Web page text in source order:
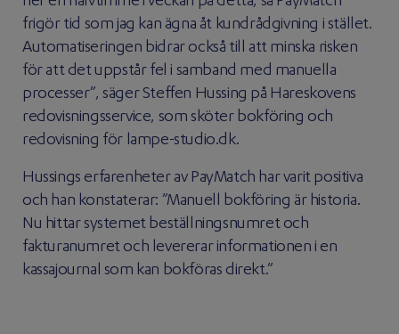
frigör tid som jag kan ägna åt kundrådgivning i stället.
Automatiseringen bidrar också till att minska risken
för att det uppstår fel i samband med manuella
processer”, säger Steffen Hussing på Hareskovens
redovisningsservice, som sköter bokföring och
redovisning för lampe-studio.dk.
Hussings erfarenheter av PayMatch har varit positiva
och han konstaterar: ”Manuell bokföring är historia.
Nu hittar systemet beställningsnumret och
fakturanumret och levererar informationen i en
kassajournal som kan bokföras direkt.”